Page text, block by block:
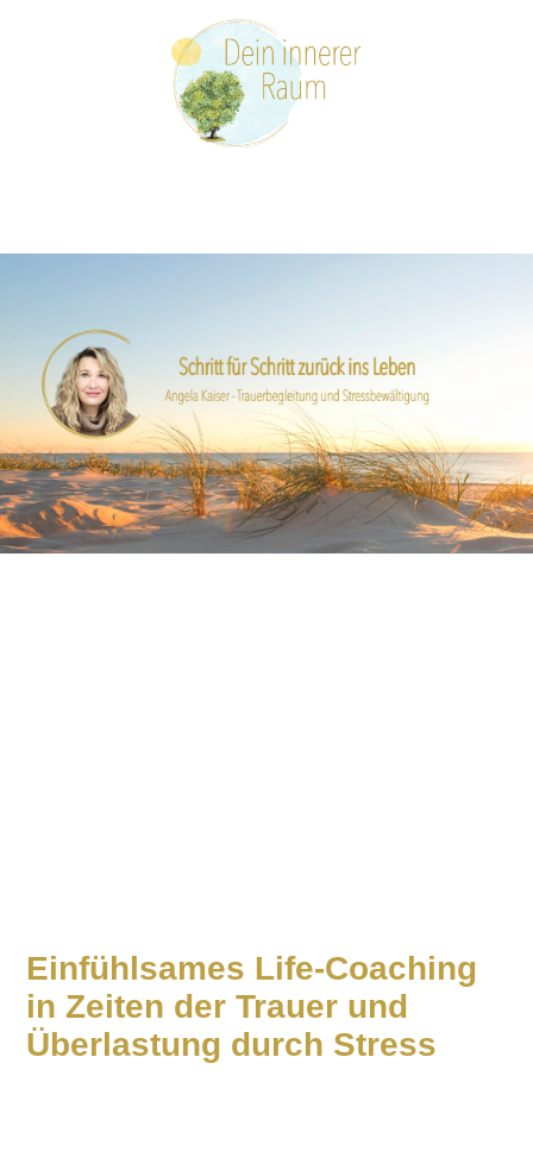
Einfühlsames Life-Coaching
in Zeiten der Trauer und
Überlastung durch Stress